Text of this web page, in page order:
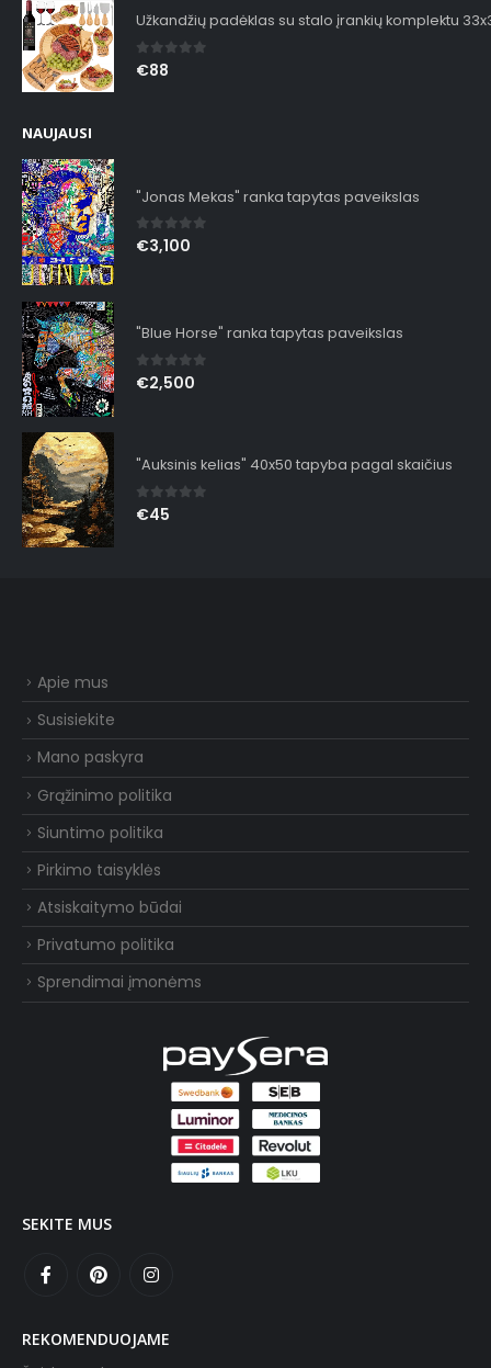
Užkandžių padėklas su stalo įrankių komplektu
0out of 5
€88
NAUJAUSI
"Jonas Mekas" ranka tapytas paveikslas
0out of 5
€3,100
"Blue Horse" ranka tapytas paveikslas
0out of 5
€2,500
"Auksinis kelias" 40x50 tapyba pagal skaičius
0out of 5
€45
Apie mus
Susisiekite
Mano paskyra
Grąžinimo politika
Siuntimo politika
Pirkimo taisyklės
Atsiskaitymo būdai
Privatumo politika
Sprendimai įmonėms
SEKITE MUS
REKOMENDUOJAME